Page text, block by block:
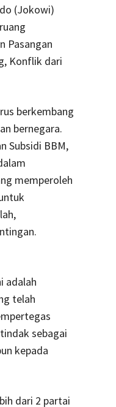
(Jokowi)
Pasangan
Konflik dari
berkembang
bernegara.
Subsidi BBM,
memperoleh
adalah
telah
sebagai
kepada
dari 2 partai